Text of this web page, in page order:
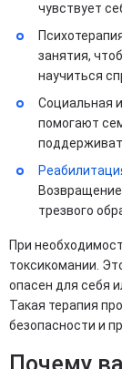
чувствует
занятия,
научиться
Социальная
помогают
трезвого
При
токсикомании.
опасен для себя
Такая терапия
безопасности и